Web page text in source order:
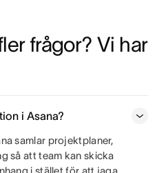
frågor? Vi har
i Asana?
samlar projektplaner,
så att team kan skicka